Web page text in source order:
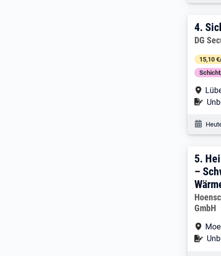
4.
4.
DG
15,10
5.
5.
–
GmbH